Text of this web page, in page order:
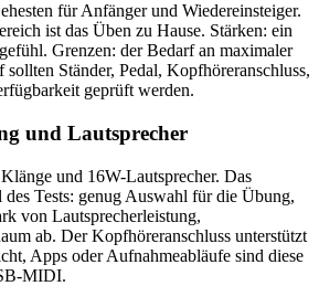
für Anfänger und Wiedereinsteiger.
ist das Üben zu Hause. Stärken: ein
Grenzen: der Bedarf an maximaler
Ständer, Pedal, Kopfhöreranschluss,
geprüft werden.
und Lautsprecher
und 16W-Lautsprecher. Das
Tests: genug Auswahl für die Übung,
von Lautsprecherleistung,
ab. Der Kopfhöreranschluss unterstützt
Apps oder Aufnahmeabläufe sind diese
MIDI.